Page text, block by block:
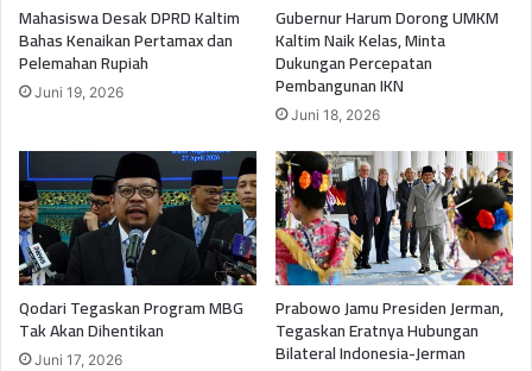
Mahasiswa Desak DPRD Kaltim
Bahas Kenaikan Pertamax dan
Pelemahan Rupiah
Juni 19, 2026
Gubernur Harum Dorong UMKM
Kaltim Naik Kelas, Minta
Dukungan Percepatan
Pembangunan IKN
Juni 18, 2026
Qodari Tegaskan Program MBG
Tak Akan Dihentikan
Juni 17, 2026
Prabowo Jamu Presiden Jerman,
Tegaskan Eratnya Hubungan
Bilateral Indonesia-Jerman